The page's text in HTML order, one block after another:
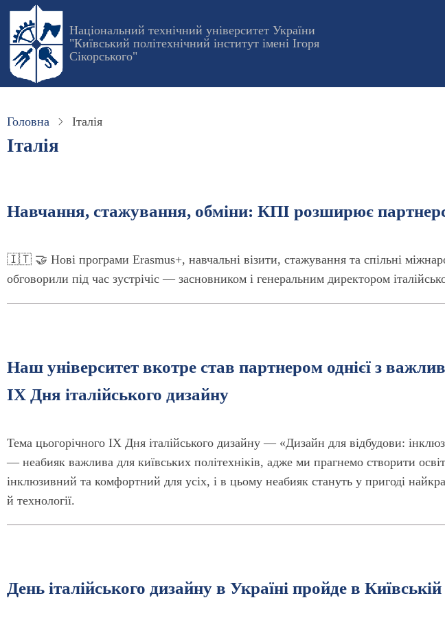
Перейти
основного
вмісту
Національний технічний університет України
"Київський політехнічний інститут імені Ігоря
Сікорського"
Головна Італія
Італія
Навчання, стажування, обміни: КПІ розширює
🇮🇹 🤝 Нові програми Erasmus+, навчальні візити, стажування та спільні
обговорили під час зустрічіс — засновником і генеральним директором
Наш університет вкотре став партнером однієї з
IX Дня італійського дизайну
Тема цьогорічного IX Дня італійського дизайну — «Дизайн для відбудови:
— неабияк важлива для київських політехніків, адже ми прагнемо створити
інклюзивний та комфортний для усіх, і в цьому неабияк стануть у пригоді
й технології.
День італійського дизайну в Україні пройде в Київській